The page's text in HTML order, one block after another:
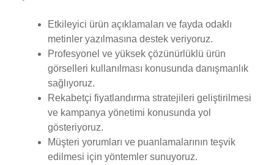
Etkileyici ürün açıklamaları ve fayda odaklı
metinler yazılmasına destek veriyoruz.
Profesyonel ve yüksek çözünürlüklü ürün
görselleri kullanılması konusunda danışmanlık
sağlıyoruz.
Rekabetçi fiyatlandırma stratejileri geliştirilmesi
ve kampanya yönetimi konusunda yol
gösteriyoruz.
Müşteri yorumları ve puanlamalarının teşvik
edilmesi için yöntemler sunuyoruz.